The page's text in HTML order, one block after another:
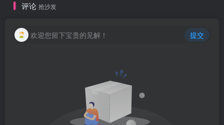
评论 抢沙发
欢迎您留下宝贵的见解！ 提交